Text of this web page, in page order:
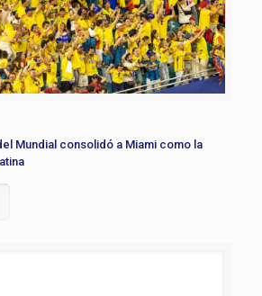
Mundial consolidó a Miami como la